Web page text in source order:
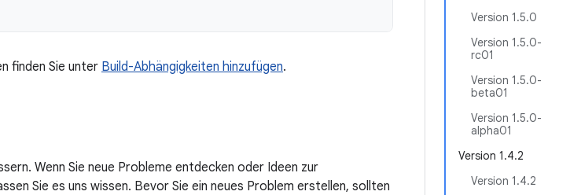
Version 1.5.0
Version 1.5.0-
rc01
Version 1.5.0-
beta01
Version 1.5.0-
alpha01
Version 1.4.2
Version 1.4.2
finden Sie unter Build-Abhängigkeiten hinzufügen.
Wenn Sie neue Probleme entdecken oder Ideen zur
Sie es uns wissen. Bevor Sie ein neues Problem erstellen, sollten